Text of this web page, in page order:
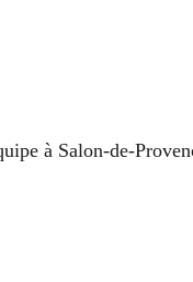
à Salon-de-